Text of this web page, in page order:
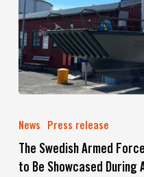
capability
in
the
Nordic
region
Swedish
Forces’
New
News Press release
The Swedish Armed
to Be Showcased During